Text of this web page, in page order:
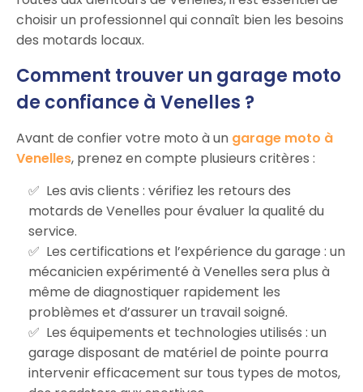
choisir un professionnel qui connaît bien les besoins
des motards locaux.
Comment trouver un garage moto
de confiance à Venelles ?
Avant de confier votre moto à un garage moto à
Venelles, prenez en compte plusieurs critères :
Les avis clients : vérifiez les retours des
motards de Venelles pour évaluer la qualité du
service.
Les certifications et l’expérience du garage : un
mécanicien expérimenté à Venelles sera plus à
même de diagnostiquer rapidement les
problèmes et d’assurer un travail soigné.
Les équipements et technologies utilisés : un
garage disposant de matériel de pointe pourra
intervenir efficacement sur tous types de motos,